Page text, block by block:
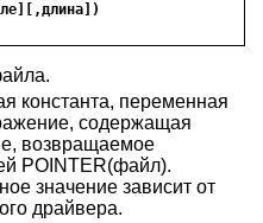
константа, переменная
содержащая
возвращаемое
POINTER(файл).
значение зависит от
драйвера.